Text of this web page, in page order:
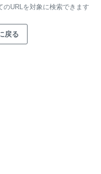
のURLを対象に検索できます
戻る